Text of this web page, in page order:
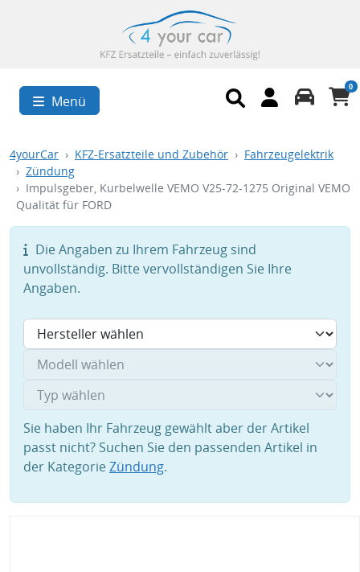
Menü
0
4yourCar KFZ-Ersatzteile und Zubehör
Fahrzeugelektrik
Zündung
Impulsgeber, Kurbelwelle VEMO V25-72-1275 Original VEMO
Qualität für FORD
Die Angaben zu Ihrem Fahrzeug sind
unvollständig. Bitte vervollständigen Sie Ihre
Angaben.
Sie haben Ihr Fahrzeug gewählt aber der Artikel
passt nicht? Suchen Sie den passenden Artikel in
der KategorieZündung.